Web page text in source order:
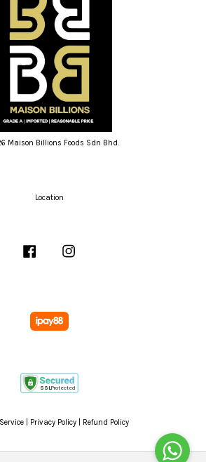
Maison Billions Foods Sdn Bhd.
Location
Facebook
Privacy Policy Refund Policy